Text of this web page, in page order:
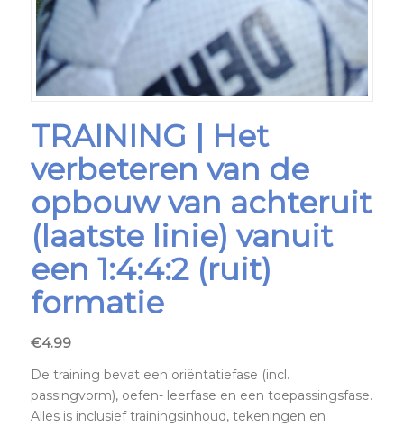
TRAINING | Het
verbeteren van de
opbouw van achteruit
(laatste linie) vanuit
een 1:4:4:2 (ruit)
formatie
€4.99
De training bevat een oriëntatiefase (incl.
passingvorm), oefen- leerfase en een toepassingsfase.
Alles is inclusief trainingsinhoud, tekeningen en